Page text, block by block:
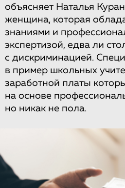
объясняет Наталья
женщина, которая
знаниями и
экспертизой, едва ли
с дискриминацией.
в пример школьных
заработной платы
на основе
но никак не пола.